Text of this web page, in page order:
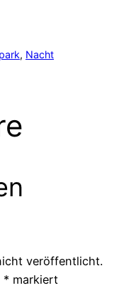
, Nacht
veröffentlicht.
* markiert